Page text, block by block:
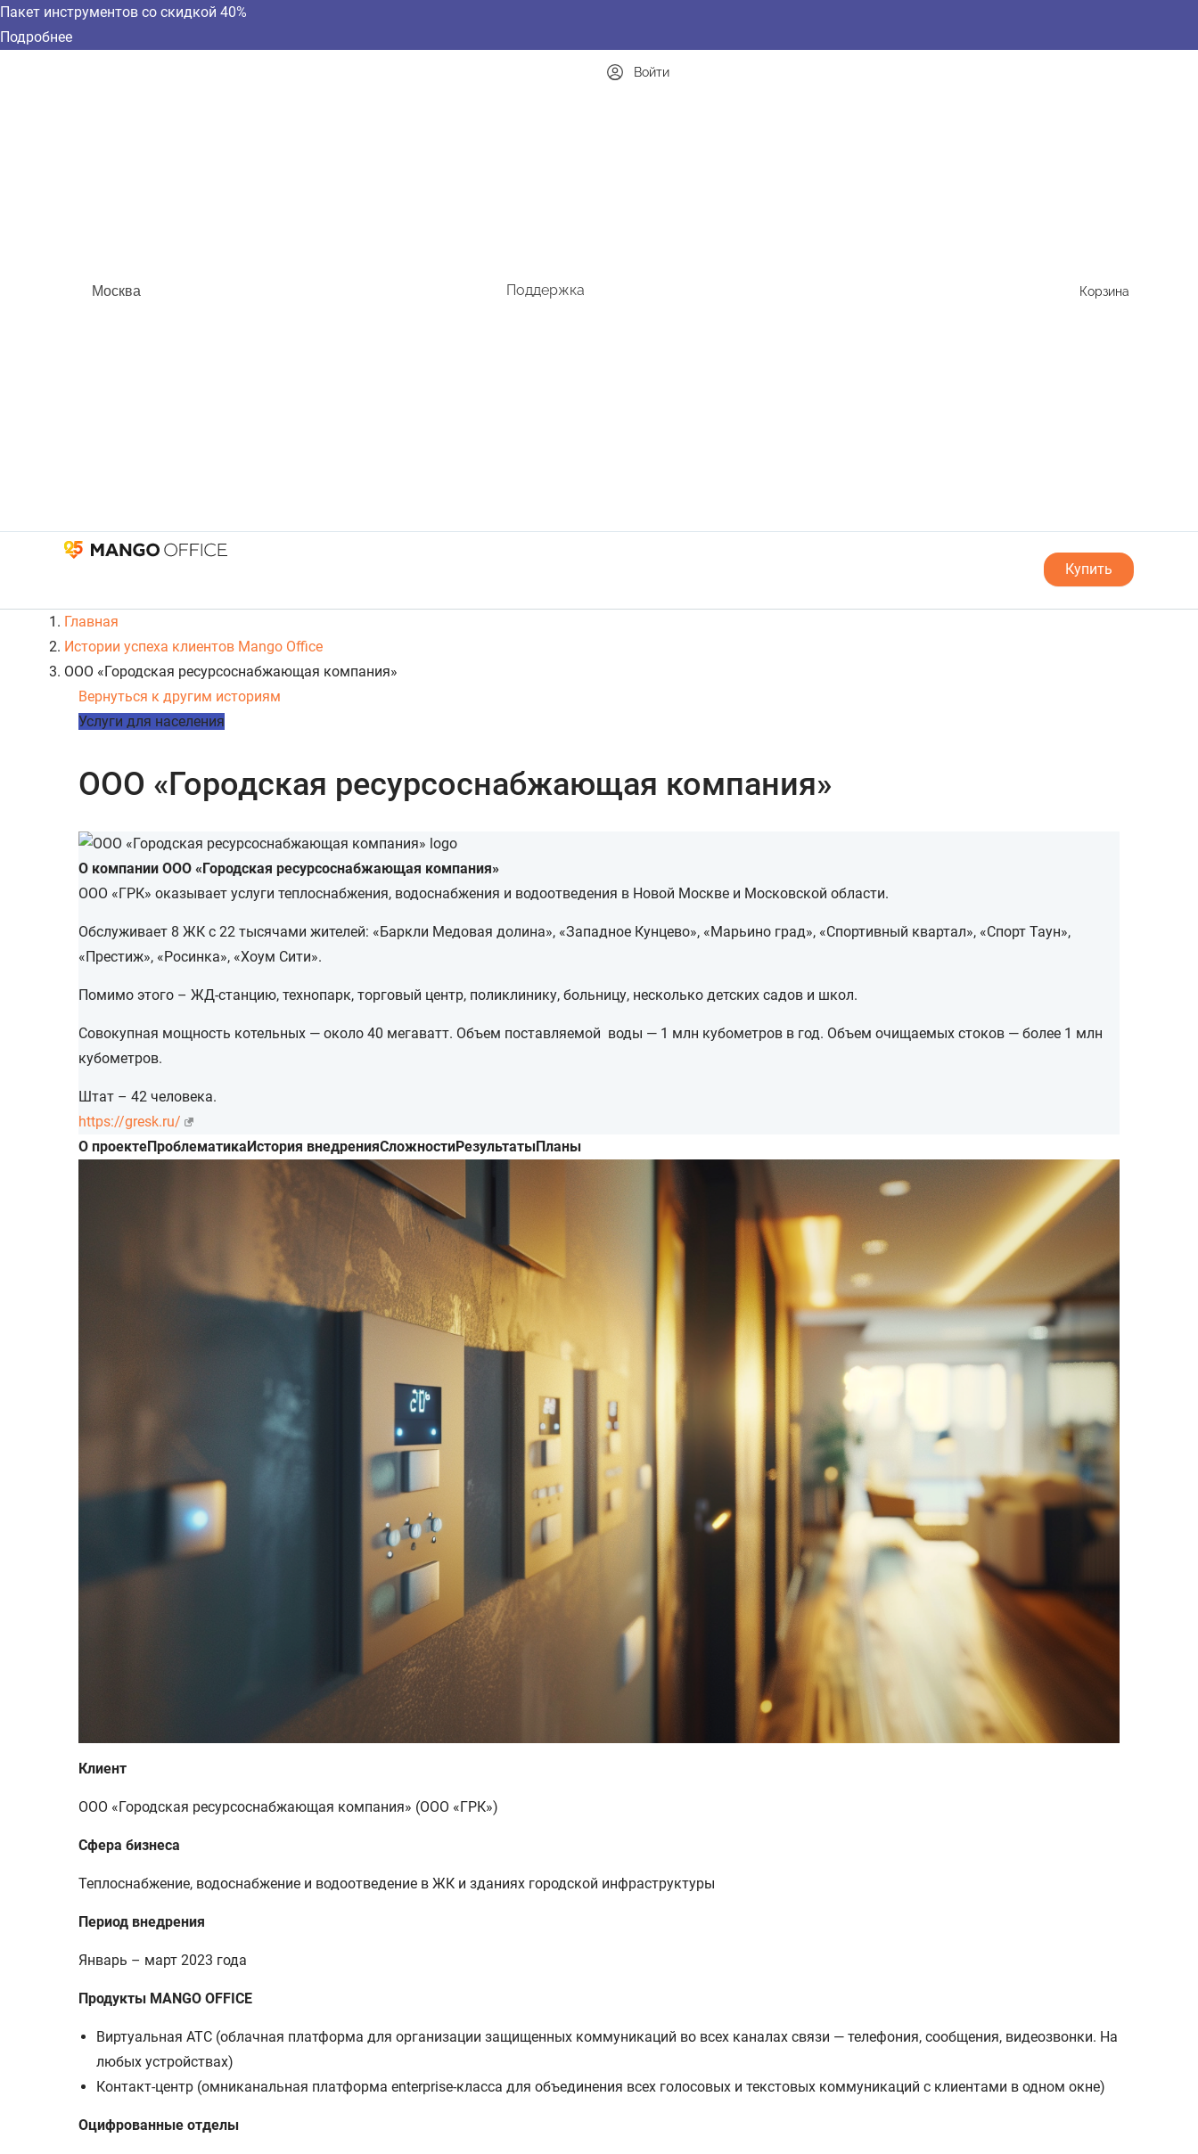
Пакет инструментов со скидкой 40%
Подробнее
Москва Поддержка
Войти
Корзина
Купить
Главная
Истории успеха клиентов Mango Office
ООО «Городская ресурсоснабжающая компания»
Вернуться к другим историям
Услуги для населения
ООО «Городская ресурсоснабжающая компания»
О компании ООО «Городская ресурсоснабжающая компания»
ООО «ГРК» оказывает услуги теплоснабжения, водоснабжения и водоотведения в Новой Москве и Московской области.
Обслуживает 8 ЖК с 22 тысячами жителей: «Баркли Медовая долина», «Западное Кунцево», «Марьино град», «Спортивный квартал», «Спорт Таун»,
«Престиж», «Росинка», «Хоум Сити».
Помимо этого – ЖД-станцию, технопарк, торговый центр, поликлинику, больницу, несколько детских садов и школ.
Совокупная мощность котельных — около 40 мегаватт. Объем поставляемой воды — 1 млн кубометров в год. Объем очищаемых стоков — более 1 млн
кубометров.
Штат – 42 человека.
https://gresk.ru/
О проектеПроблематика История внедренияСложностиРезультатыПланы
Клиент
ООО «Городская ресурсоснабжающая компания» (ООО «ГРК»)
Сфера бизнеса
Теплоснабжение, водоснабжение и водоотведение в ЖК и зданиях городской инфраструктуры
Период внедрения
Январь – март 2023 года
Продукты MANGO OFFICE
Виртуальная АТС (облачная платформа для организации защищенных коммуникаций во всех каналах связи — телефония, сообщения, видеозвонки. На
любых устройствах)
Контакт-центр (омниканальная платформа enterprise-класса для объединения всех голосовых и текстовых коммуникаций с клиентами в одном окне)
Оцифрованные отделы